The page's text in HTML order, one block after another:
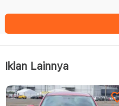
Iklan Lainnya